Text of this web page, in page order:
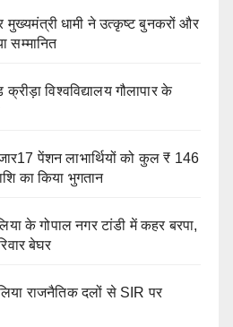
मुख्यमंत्री धामी ने उत्कृष्ट बुनकरों और
सम्मानित
विश्वविद्यालय गौलापार के
पेंशन लाभार्थियों को कुल ₹ 146
का किया भुगतान
के गोपाल नगर टांडी में कहर बरपा,
बेघर
राजनैतिक दलों से SIR पर